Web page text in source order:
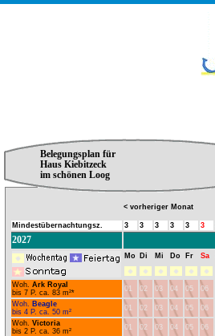
Belegungsplan für
Haus Kiebitzeck
im schönen Loog
< vorheriger Monat
Mindestübernachtungsz. 3 3 3 3 3 3
2027
Mo Di Mi Do Fr Sa
Woh. Ark Royal
bis 7 P. ca. 83 m²*
01 02 03 04 05 06
Woh. Beagle
bis 4 P. ca. 50 m²
01 02 03 04 05 06
Woh. Victoria
bis 2 P. ca. 36 m²
01 02 03 04 05 06